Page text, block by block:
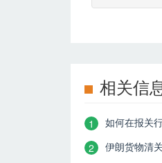
相关信
1 如何在报关
2
伊朗货物清